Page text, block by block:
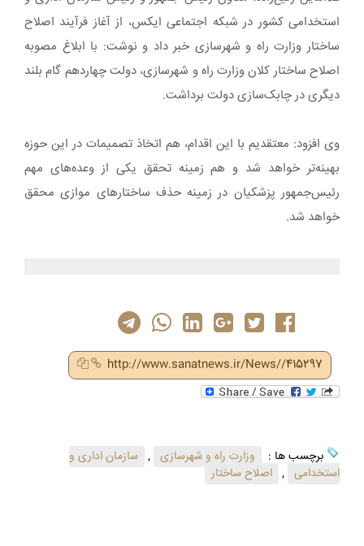
استخدامی کشور در شبکه اجتماعی ایکس، از آغاز فرآیند اصلاح
ساختار وزارت راه و شهرسازی خبر داد و نوشت: ‏با ابلاغ مصوبه
اصلاح ساختار کلان وزارت راه و شهرسازی، دولت چهاردهم گام بلند
دیگری در چابک‌سازی دولت برداشت.
وی افزود: معتقدیم با این اقدام، هم اتخاذ تصمیمات در این حوزه
بهینه‌تر خواهد شد و هم زمینه تحقق یکی از وعده‌های مهم
‎رئیس‌جمهور پزشکیان در زمینه حذف ساختارهای موازی محقق
خواهد شد.
http://www.sanatnews.ir/News//415297
برچسب ها : وزارت راه و شهرسازی , سازمان اداری و
استخدامی , اصلاح ساختار